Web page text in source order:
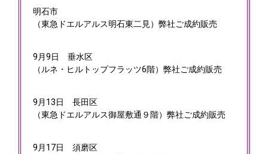
明石市
（東急ドエルアルス明石東二見）弊社ご成約販売
9月9日 垂水区
（ルネ・ヒルトップフラッツ6階）弊社ご成約販売
9月13日 長田区
（東急ドエルアルス御屋敷通９階）弊社ご成約販売
9月17日 須磨区